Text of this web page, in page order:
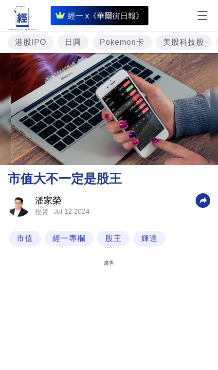
經一 x《華爾街日報》
即
時
財
經
專
題
投
資
樓
市
理
財
商
業
港股IPO 日圓 Pokemon卡 美股科技股
市值大不一定是股王
潘家榮
投資 Jul 12 2024
市值 經一專欄 股王 輝達
廣告